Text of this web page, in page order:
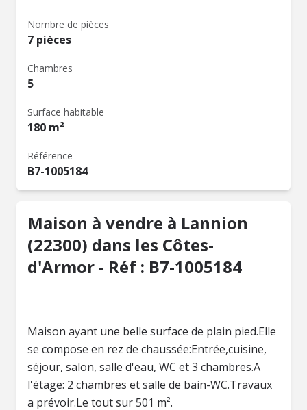
Nombre de pièces
7 pièces
Chambres
5
Surface habitable
180 m²
Référence
B7-1005184
Maison à vendre à Lannion
(22300) dans les Côtes-
d'Armor - Réf : B7-1005184
Maison ayant une belle surface de plain pied.Elle
se compose en rez de chaussée:Entrée,cuisine,
séjour, salon, salle d'eau, WC et 3 chambres.A
l'étage: 2 chambres et salle de bain-WC.Travaux
a prévoir.Le tout sur 501 m².